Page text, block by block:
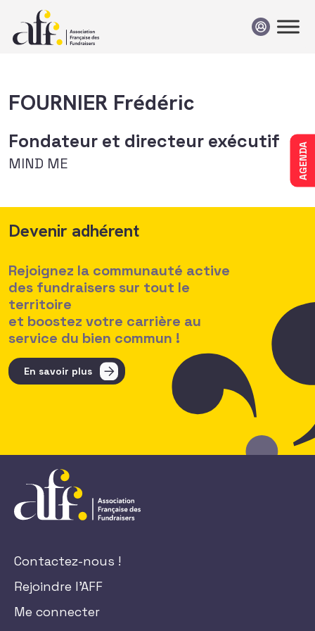
AGENDA
FOURNIER Frédéric
Fondateur et directeur exécutif
MIND ME
Devenir adhérent
Rejoignez la communauté active
des fundraisers sur tout le
territoire
et boostez votre carrière au
service du bien commun !
En savoir plus
Contactez-nous !
Rejoindre l'AFF
Me connecter